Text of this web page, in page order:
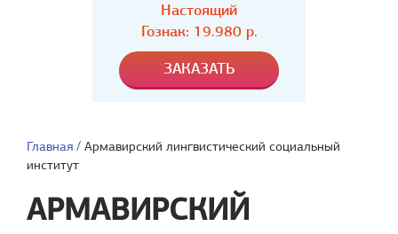
Настоящий
Гознак: 19.980 р.
Главная / Армавирский лингвистический социальный
институт
АРМАВИРСКИЙ